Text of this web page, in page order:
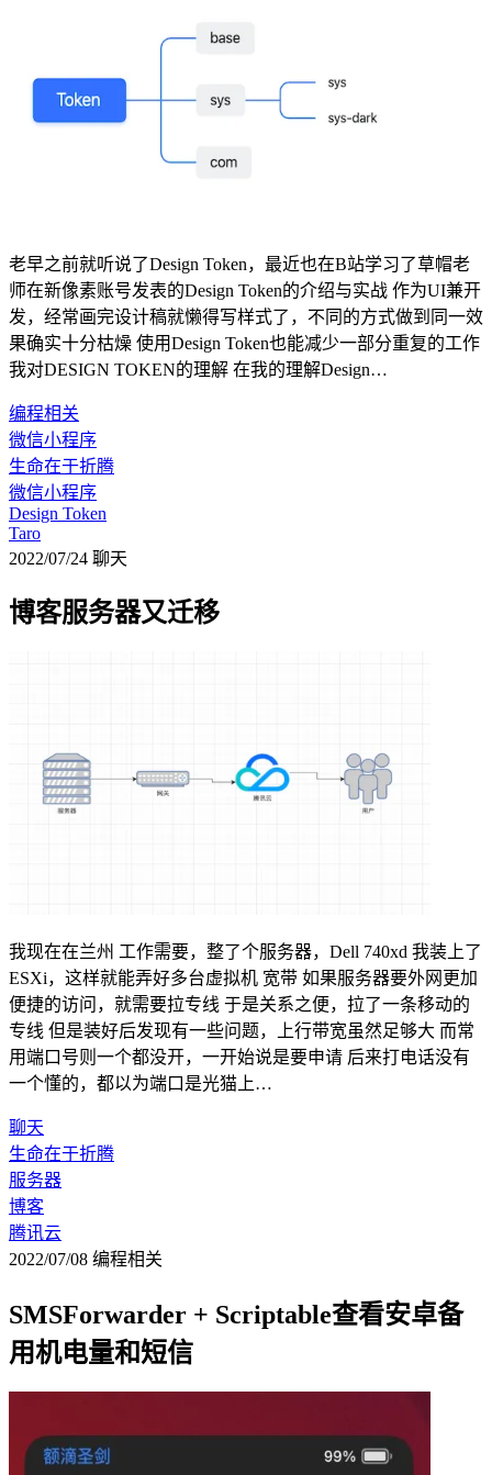
老早之前就听说了Design Token，最近也在B站学习了草帽老
师在新像素账号发表的Design Token的介绍与实战 作为UI兼开
发，经常画完设计稿就懒得写样式了，不同的方式做到同一效
果确实十分枯燥 使用Design Token也能减少一部分重复的工作
我对DESIGN TOKEN的理解 在我的理解Design…
编程相关
微信小程序
生命在于折腾
微信小程序
Design Token
Taro
2022/07/24 聊天
博客服务器又迁移
我现在在兰州 工作需要，整了个服务器，Dell 740xd 我装上了
ESXi，这样就能弄好多台虚拟机 宽带 如果服务器要外网更加
便捷的访问，就需要拉专线 于是关系之便，拉了一条移动的
专线 但是装好后发现有一些问题，上行带宽虽然足够大 而常
用端口号则一个都没开，一开始说是要申请 后来打电话没有
一个懂的，都以为端口是光猫上…
聊天
生命在于折腾
服务器
博客
腾讯云
2022/07/08 编程相关
SMSForwarder + Scriptable查看安卓备
用机电量和短信